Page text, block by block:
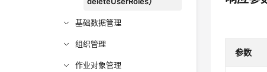
基础数据管理
组织管理
作业对象管理
参数